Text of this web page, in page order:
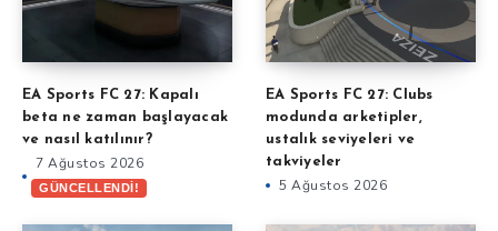
EA Sports FC 27: Kapalı
beta ne zaman başlayacak
ve nasıl katılınır?
7 Ağustos 2026
GÜNCELLENDİ!
EA Sports FC 27: Clubs
modunda arketipler,
ustalık seviyeleri ve
takviyeler
5 Ağustos 2026